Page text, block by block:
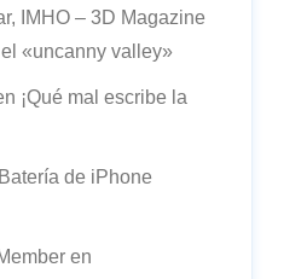
IMHO – 3D Magazine
«uncanny valley»
¡Qué mal escribe la
Batería de iPhone
en